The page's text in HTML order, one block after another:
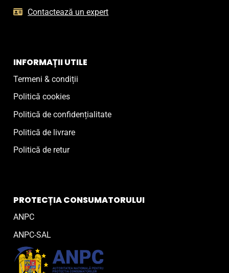
Contactează un expert
INFORMAȚII UTILE
Termeni & condiții
Politică cookies
Politică de confidențialitate
Politică de livrare
Politică de retur
PROTECȚIA CONSUMATORULUI
ANPC
ANPC-SAL